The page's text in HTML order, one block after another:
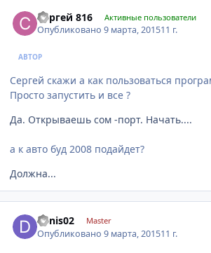
Сергей 816 Активные пользователи
Опубликовано9 марта, 201511 г.
АВТОР
Сергей скажи а как пользоваться
Просто запустить и все ?
Да. Открываешь сом -порт. Начать....
а к авто буд 2008 подайдет?
Должна...
denis02 Master
Опубликовано9 марта, 201511 г.